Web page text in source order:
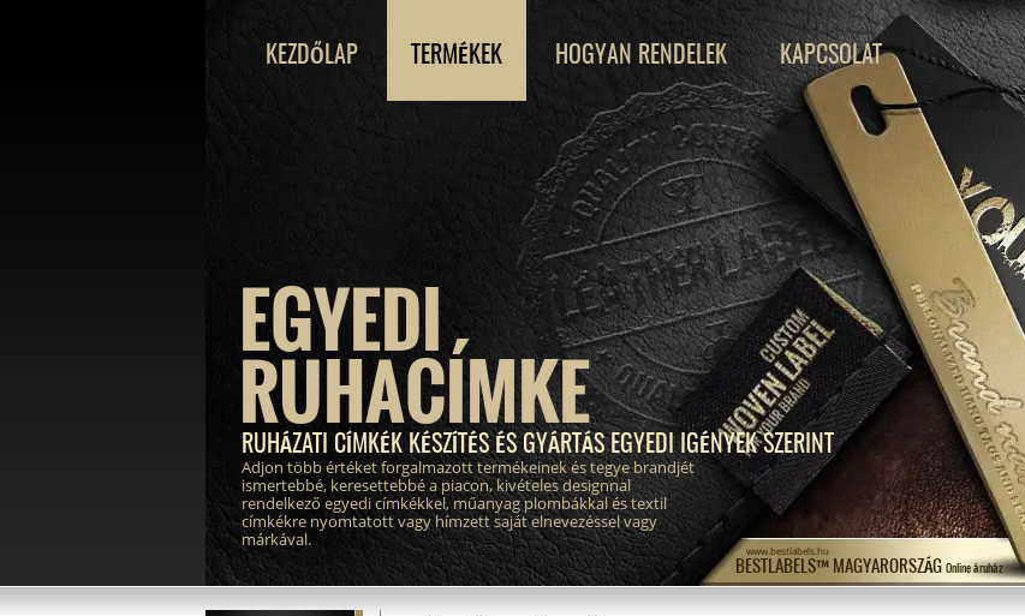
BESTLABELS™ MAGYARORSZÁG Online áruház
www.bestlabels.hu
EGYEDI
RUHACÍMKE
RUHÁZATI CÍMKÉK KÉSZÍTÉS ÉS GYÁRTÁS EGYEDI IGÉNYEK SZERINT
Adjon több értéket forgalmazott termékeinek és tegye brandjét
ismertebbé, keresettebbé a piacon, kivételes designnal
rendelkező egyedi címkékkel, műanyag plombákkal és textil
címkékre nyomtatott vagy hímzett saját elnevezéssel vagy
márkával.
KEZDŐLAP TERMÉKEK HOGYAN RENDELEK KAPCSOLAT